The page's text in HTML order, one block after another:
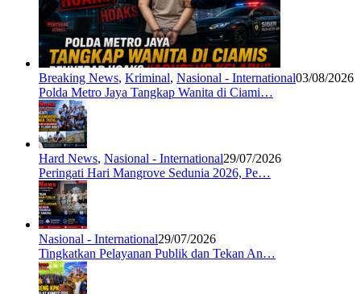
Breaking News, Kriminal, Nasional - International03/08/2026
Polda Metro Jaya Tangkap Wanita di Ciami…
Hard News, Nasional - International29/07/2026
Peringati Hari Mangrove Sedunia 2026, Pe…
Nasional - International29/07/2026
Tingkatkan Pelayanan Publik dan Tekan An…